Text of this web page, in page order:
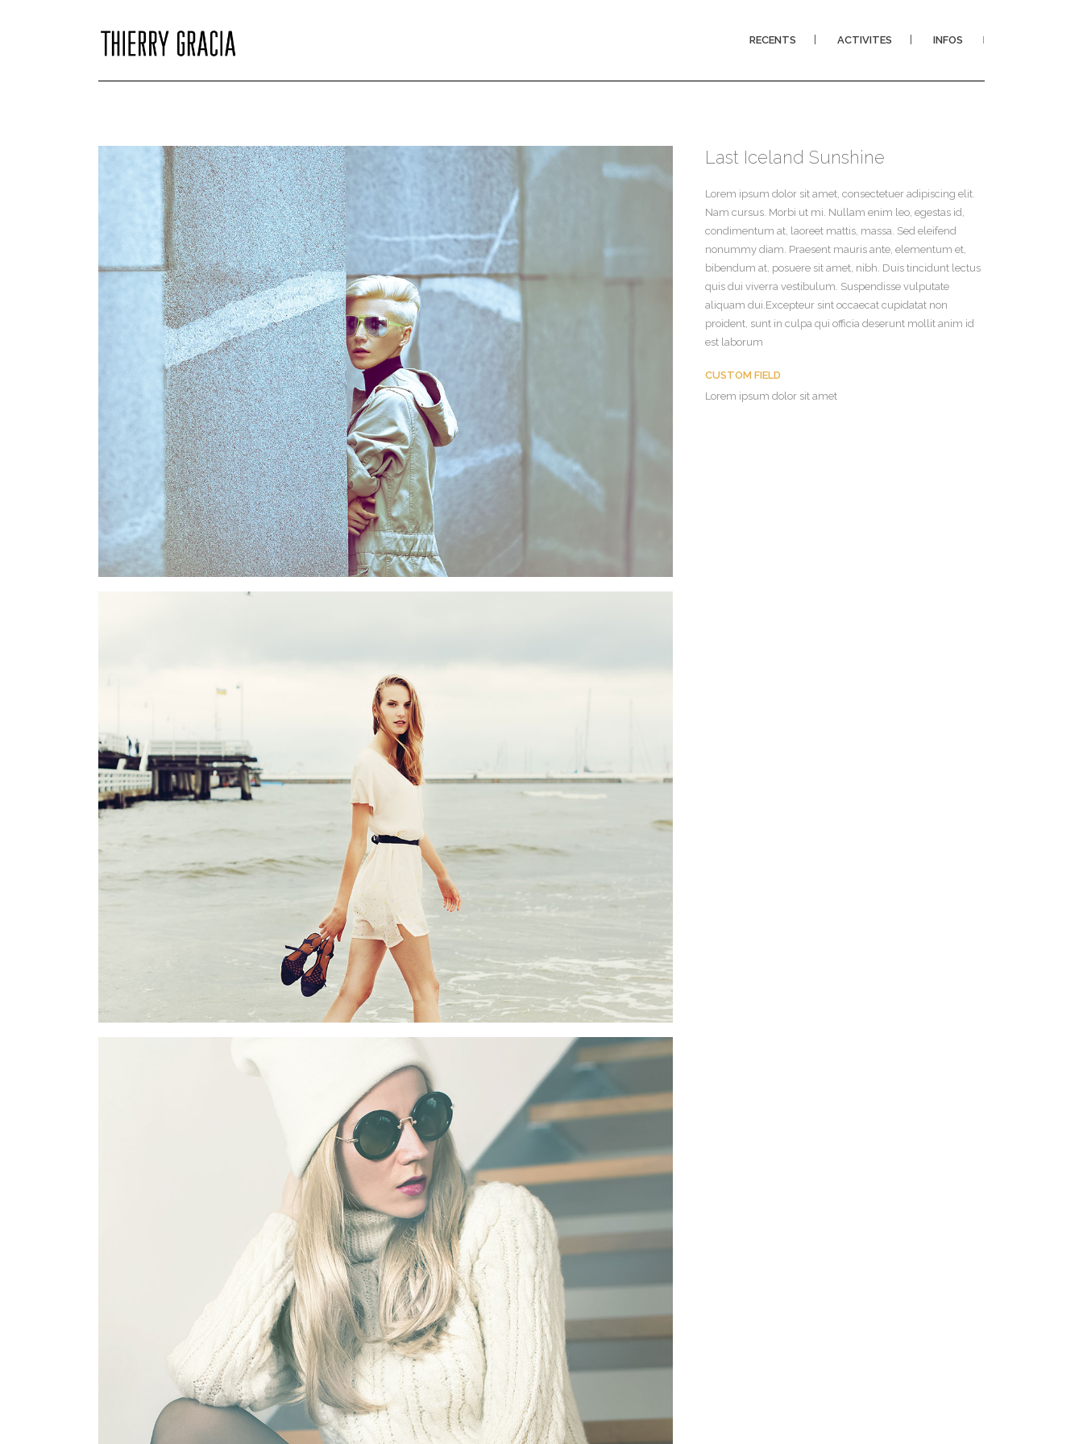
I
RECENTS ACTIVITES INFOS
Last Iceland Sunshine
Lorem ipsum dolor sit amet, consectetuer adipiscing elit.
Nam cursus. Morbi ut mi. Nullam enim leo, egestas id,
condimentum at, laoreet mattis, massa. Sed eleifend
nonummy diam. Praesent mauris ante, elementum et,
bibendum at, posuere sit amet, nibh. Duis tincidunt lectus
quis dui viverra vestibulum. Suspendisse vulputate
aliquam dui.Excepteur sint occaecat cupidatat non
proident, sunt in culpa qui officia deserunt mollit anim id
est laborum
CUSTOM FIELD
Lorem ipsum dolor sit amet